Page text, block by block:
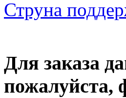
Струна
Для заказа
пожалуйста,